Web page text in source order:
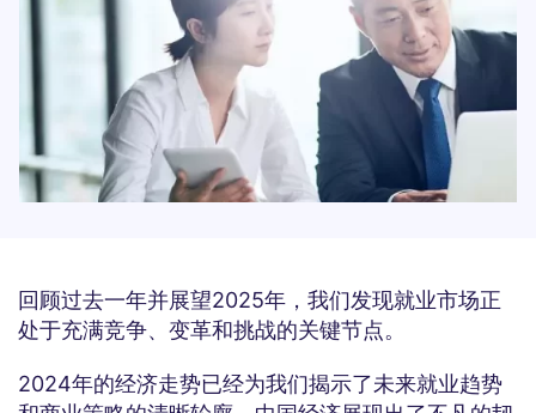
回顾过去一年并展望2025年，我们发现就业市场正
处于充满竞争、变革和挑战的关键节点。
2024年的经济走势已经为我们揭示了未来就业趋势